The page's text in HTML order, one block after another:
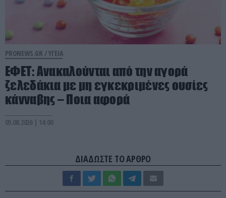
PRONEWS.GR /ΥΓΕΙΑ
ΕΦΕΤ: Ανακαλούνται από την αγορά
ζελεδάκια με μη εγκεκριμένες ουσίες
κάνναβης – Ποια αφορά
05.08.2026 | 14:00
ΔΙΑΔΩΣΤΕ ΤΟ ΑΡΘΡΟ